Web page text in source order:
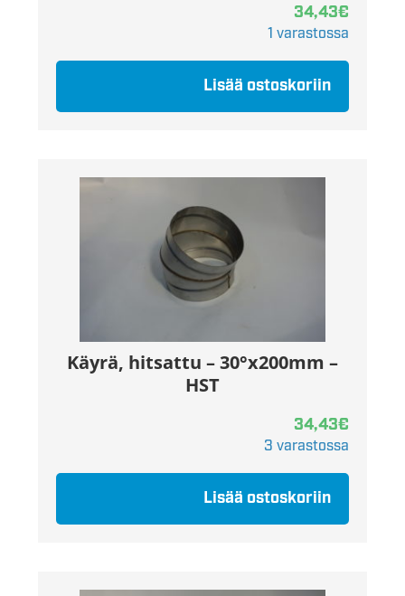
34,43€
1 varastossa
Lisää ostoskoriin
Käyrä, hitsattu – 30°x200mm –
HST
34,43€
3 varastossa
Lisää ostoskoriin